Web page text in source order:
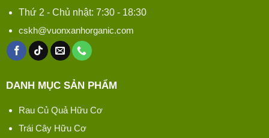
Thứ 2 - Chủ nhật: 7:30 - 18:30
cskh@vuonxanhorganic.com
DANH MỤC SẢN PHẨM
Rau Củ Quả Hữu Cơ
Trái Cây Hữu Cơ